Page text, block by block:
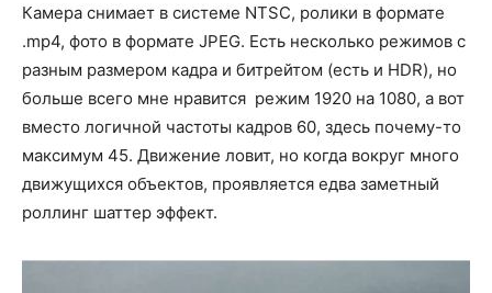
Камера снимает в системе NTSC, ролики в формате
.mp4, фото в формате JPEG. Есть несколько режимов с
разным размером кадра и битрейтом (есть и HDR), но
больше всего мне нравится режим 1920 на 1080, а вот
вместо логичной частоты кадров 60, здесь почему-то
максимум 45. Движение ловит, но когда вокруг много
движущихся объектов, проявляется едва заметный
роллинг шаттер эффект.